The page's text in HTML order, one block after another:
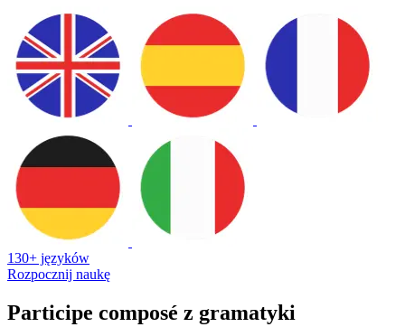
130+ języków
Rozpocznij naukę
Participe composé z gramatyki